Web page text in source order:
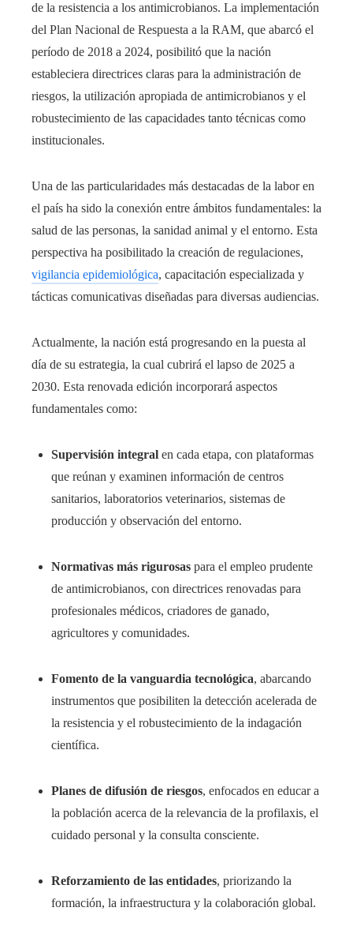
de la resistencia a los antimicrobianos. La implementación
del Plan Nacional de Respuesta a la RAM, que abarcó el
período de 2018 a 2024, posibilitó que la nación
estableciera directrices claras para la administración de
riesgos, la utilización apropiada de antimicrobianos y el
robustecimiento de las capacidades tanto técnicas como
institucionales.
Una de las particularidades más destacadas de la labor en
el país ha sido la conexión entre ámbitos fundamentales: la
salud de las personas, la sanidad animal y el entorno. Esta
perspectiva ha posibilitado la creación de regulaciones,
vigilancia epidemiológica, capacitación especializada y
tácticas comunicativas diseñadas para diversas audiencias.
Actualmente, la nación está progresando en la puesta al
día de su estrategia, la cual cubrirá el lapso de 2025 a
2030. Esta renovada edición incorporará aspectos
fundamentales como:
Supervisión integral en cada etapa, con plataformas
que reúnan y examinen información de centros
sanitarios, laboratorios veterinarios, sistemas de
producción y observación del entorno.
Normativas más rigurosas para el empleo prudente
de antimicrobianos, con directrices renovadas para
profesionales médicos, criadores de ganado,
agricultores y comunidades.
Fomento de la vanguardia tecnológica, abarcando
instrumentos que posibiliten la detección acelerada de
la resistencia y el robustecimiento de la indagación
científica.
Planes de difusión de riesgos, enfocados en educar a
la población acerca de la relevancia de la profilaxis, el
cuidado personal y la consulta consciente.
Reforzamiento de las entidades, priorizando la
formación, la infraestructura y la colaboración global.